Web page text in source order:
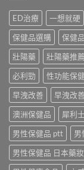
ED治療 一想就硬
保健品選購
保健
壯陽藥
壯陽藥推薦
必利勁
性功能保
早洩改善
早洩改
澳洲保健品
犀利士
男性保健品 ptt
男
男性保健品 日本藥妝